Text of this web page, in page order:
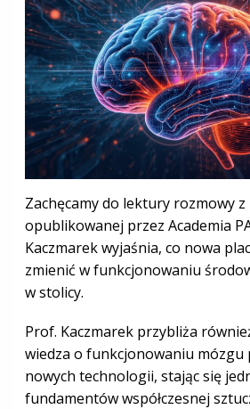
Zachęcamy do lektury rozmowy
opublikowanej przez Academia
Kaczmarek wyjaśnia, co nowa
zmienić w funkcjonowaniu
w stolicy.
Prof. Kaczmarek przybliża
wiedza o funkcjonowaniu mózgu
nowych technologii, stając się
fundamentów współczesnej